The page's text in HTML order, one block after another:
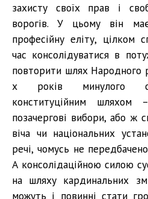
захисту своїх прав і
ворогів. У цьому він
професійну еліту, цілком
час консолідуватися в
повторити шлях Народного
х років минулого
конституційним
позачергові вибори, або ж
віча чи національних
речі, чомусь не
А консолідаційною силою
на шляху кардинальних
можуть і повинні стати